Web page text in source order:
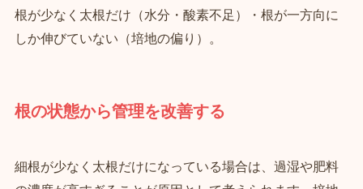
根が少なく太根だけ（水分・酸素不足）・根が一方向に
しか伸びていない（培地の偏り）。
根の状態から管理を改善する
細根が少なく太根だけになっている場合は、過湿や肥料